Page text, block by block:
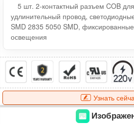
5 шт. 2-контактный разъем COB
удлинительный провод,
SMD 2835 5050 SMD,
освещения
Узнать